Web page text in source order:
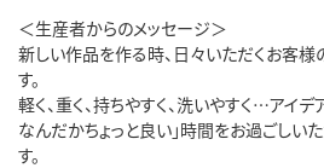
＜生産者からのメッセージ＞
新しい作品を作る時、日々いただくお客
す。
軽く、重く、持ちやすく、洗いやすく…アイデ
なんだかちょっと良い」時間をお過ごしい
す。